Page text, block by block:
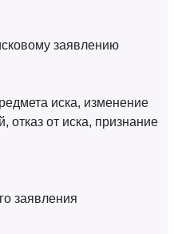
заявлению
иска, изменение
отказ от иска, признание
заявления